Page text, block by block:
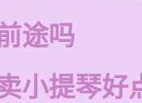
途吗
小提琴好